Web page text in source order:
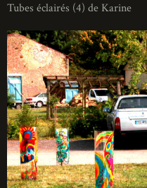
Tubes éclairés (4) de Karine